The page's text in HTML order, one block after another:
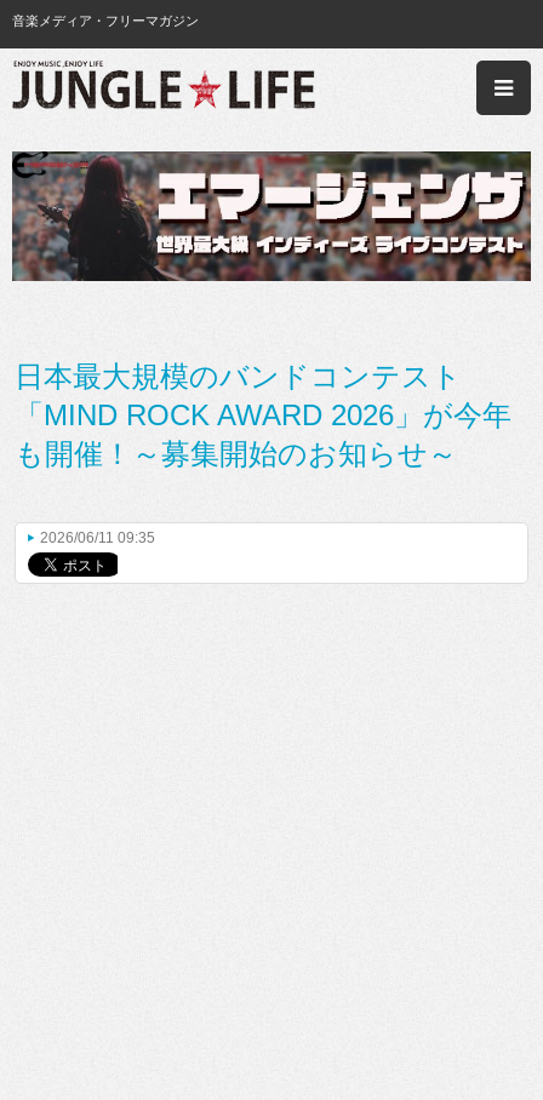
音楽メディア・フリーマガジン
日本最大規模のバンドコンテスト
「MIND ROCK AWARD 2026」が今年
も開催！～募集開始のお知らせ～
2026/06/11 09:35